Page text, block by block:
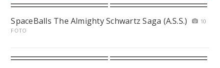
SpaceBalls The Almighty Schwartz Saga (A.S.S.)
10
FOTO